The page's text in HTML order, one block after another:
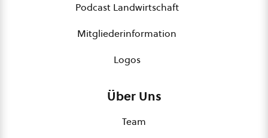
Podcast Landwirtschaft
Mitgliederinformation
Logos
Über Uns
Team